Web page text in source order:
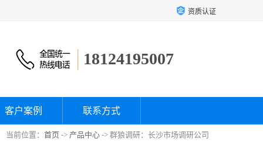
资质认证
18124195007
客户案例 联系方式
当前位置： 首页 -> 产品中心 -> 群狼调研：长沙市场调研公司